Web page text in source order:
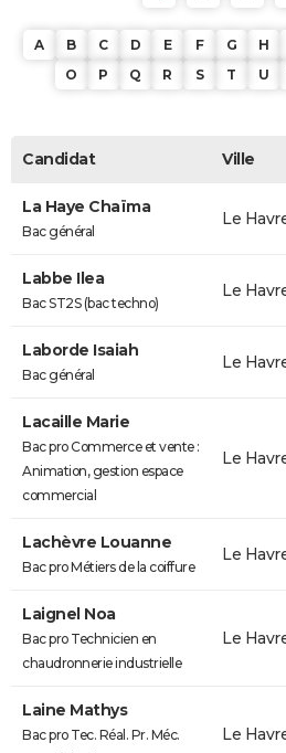
A B C D E F G H
O
P Q R S T U
Candidat Ville
La Haye Chaïma
Bac général
Le
Labbe Ilea
Bac ST2S (bac techno)
Le
Laborde Isaiah
Bac général
Le
Lacaille Marie
Bac pro Commerce et vente :
Animation, gestion espace
commercial
Le
Lachèvre Louanne
Bac pro Métiers de la coiffure
Le
Laignel Noa
Bac pro Technicien en
chaudronnerie industrielle
Le
Laine Mathys
Bac pro Tec. Réal. Pr. Méc.
Le